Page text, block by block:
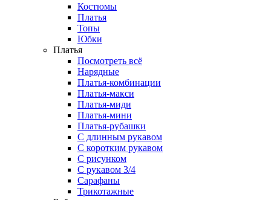
Костюмы
Платья
Топы
Юбки
Платья
Посмотреть всё
Нарядные
Платья-комбинации
Платья-макси
Платья-миди
Платья-мини
Платья-рубашки
С длинным рукавом
С коротким рукавом
С рисунком
С рукавом 3/4
Сарафаны
Трикотажные